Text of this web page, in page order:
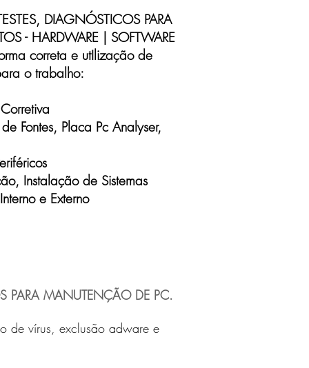
DIAGNÓSTICOS PARA
- HARDWARE | SOFTWARE
correta e utIlização de
o trabalho:
Fontes, Placa Pc Analyser,
Instalação de Sistemas
e Externo
PARA MANUTENÇÃO DE PC.
de vírus, exclusão adware e